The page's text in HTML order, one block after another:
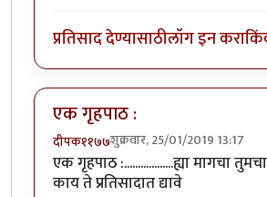
प्रतिसाद देण्यासाठीलॉग इन करा
एक गृहपाठ :
दीपक११७७शुक्रवार, 25/01/2019 13:17
एक गृहपाठ :..................ह्या मागचा
काय ते प्रतिसादात द्यावे